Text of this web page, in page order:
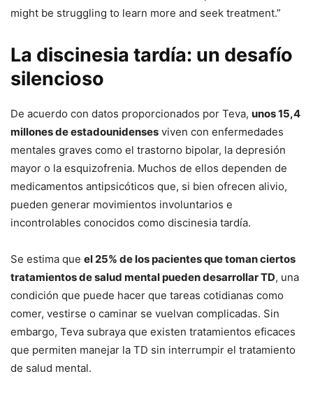
might be struggling to learn more and seek treatment.”
La discinesia tardía: un desafío
silencioso
De acuerdo con datos proporcionados por Teva, unos 15,4
millones de estadounidenses viven con enfermedades
mentales graves como el trastorno bipolar, la depresión
mayor o la esquizofrenia. Muchos de ellos dependen de
medicamentos antipsicóticos que, si bien ofrecen alivio,
pueden generar movimientos involuntarios e
incontrolables conocidos como discinesia tardía.
Se estima que el 25% de los pacientes que toman ciertos
tratamientos de salud mental pueden desarrollar TD, una
condición que puede hacer que tareas cotidianas como
comer, vestirse o caminar se vuelvan complicadas. Sin
embargo, Teva subraya que existen tratamientos eficaces
que permiten manejar la TD sin interrumpir el tratamiento
de salud mental.